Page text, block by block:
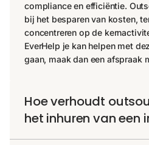
compliance en efficiëntie.
bij het besparen van kosten,
concentreren op de
EverHelp je kan helpen met
gaan, maak dan een afspraak
Hoe verhoudt
het inhuren van een